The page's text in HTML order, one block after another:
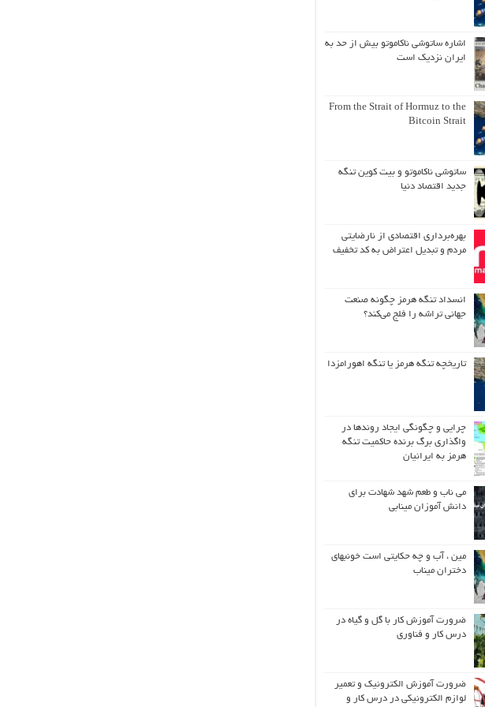
اشاره ساتوشی ناکاموتو بیش از حد به
ایران نزدیک است
From the Strait of Hormuz to the
Bitcoin Strait
ساتوشی ناکاموتو و بیت کوین تنگه
جدید اقتصاد دنیا
بهره‌برداری اقتصادی از نارضایتی
مردم و تبدیل اعتراض به کد تخفیف
انسداد تنگه هرمز چگونه صنعت
جهانی تراشه را فلج می‌کند؟
تاریخچه تنگه هرمز یا تنگه اهورامزدا
چرایی و چگونگی ایجاد روندها در
واگذاری برگ برنده حاکمیت تنگه
هرمز به ایرانیان
می ناب و طعم شهد شهادت برای
دانش آموزان مینابی
مین ، آب و چه حکایتی است خونبهای
دختران میناب
ضرورت آموزش کار با گل و گیاه در
درس کار و فناوری
ضرورت آموزش الکترونیک و تعمیر
لوازم الکترونیکی در درس کار و